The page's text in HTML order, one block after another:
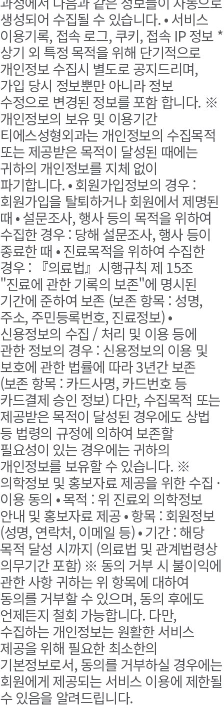
생성되어 수집될 수 있습니다. • 서비스
이용기록, 접속 로그, 쿠키, 접속 IP 정보 *
상기 외 특정 목적을 위해 단기적으로
개인정보 수집시 별도로 공지드리며,
가입 당시 정보뿐만 아니라 정보
수정으로 변경된 정보를 포함 합니다. ※
개인정보의 보유 및 이용기간
티에스성형외과는 개인정보의 수집목적
또는 제공받은 목적이 달성된 때에는
귀하의 개인정보를 지체 없이
파기합니다. • 회원가입정보의 경우 :
회원가입을 탈퇴하거나 회원에서 제명된
때 • 설문조사, 행사 등의 목적을 위하여
수집한 경우 : 당해 설문조사, 행사 등이
종료한 때 • 진료목적을 위하여 수집한
경우 : 『의료법』시행규칙 제 15조
"진료에 관한 기록의 보존"에 명시된
기간에 준하여 보존 (보존 항목 : 성명,
주소, 주민등록번호, 진료정보) •
신용정보의 수집 / 처리 및 이용 등에
관한 정보의 경우 : 신용정보의 이용 및
보호에 관한 법률에 따라 3년간 보존
(보존 항목 : 카드사명, 카드번호 등
카드결제 승인 정보) 다만, 수집목적 또는
제공받은 목적이 달성된 경우에도 상법
등 법령의 규정에 의하여 보존할
필요성이 있는 경우에는 귀하의
개인정보를 보유할 수 있습니다. ※
의학정보 및 홍보자료 제공을 위한 수집 ·
이용 동의 • 목적 : 위 진료외 의학정보
안내 및 홍보자료 제공 • 항목 : 회원정보
(성명, 연락처, 이메일 등) • 기간 : 해당
목적 달성 시까지 (의료법 및 관계법령상
의무기간 포함) ※ 동의 거부 시 불이익에
관한 사항 귀하는 위 항목에 대하여
동의를 거부할 수 있으며, 동의 후에도
언제든지 철회 가능합니다. 다만,
수집하는 개인정보는 원활한 서비스
제공을 위해 필요한 최소한의
기본정보로서, 동의를 거부하실 경우에는
회원에게 제공되는 서비스 이용에 제한될
수 있음을 알려드립니다.